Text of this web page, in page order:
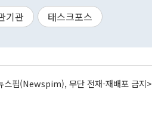
기관 태스크포스
스핌(Newspim), 무단 전재-재배포 금지>